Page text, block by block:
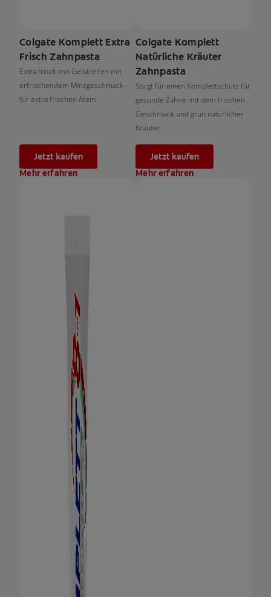
Colgate Komplett Extra
Frisch Zahnpasta
Extra frisch mit Gelstreifen mit
erfrischendem Minzgeschmack -
für extra frischen Atem.
Jetzt kaufen
Mehr erfahren
Colgate Komplett
Natürliche Kräuter
Zahnpasta
Sorgt für einen Komplettschutz für
gesunde Zähne mit dem frischen
Geschmack und grün natürlicher
Kräuter.
Jetzt kaufen
Mehr erfahren